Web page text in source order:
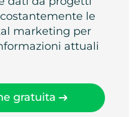
le
marketing per
attuali
gratuita